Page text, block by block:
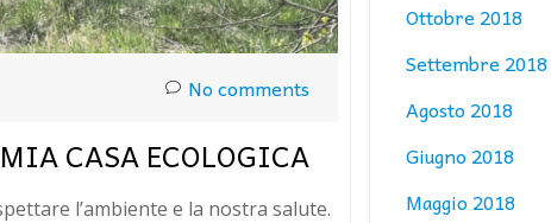
No comments
CASA ECOLOGICA
l’ambiente e la nostra salute.
Ottobre 2018
Settembre 2018
Agosto 2018
Giugno 2018
Maggio 2018